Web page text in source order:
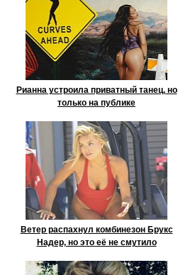
Рианна устроила приватный танец, но
только на публике
Ветер распахнул комбинезон Брукс
Надер, но это её не смутило